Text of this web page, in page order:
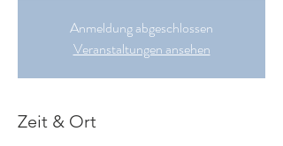
Anmeldung abgeschlossen
Veranstaltungen ansehen
Zeit & Ort